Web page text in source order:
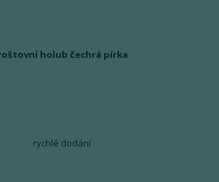
holub čechrá pírka
rychlé dodání